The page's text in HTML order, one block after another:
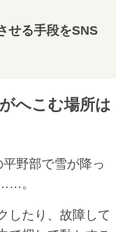
せる手段をSNS
へこむ場所は
野部で雪が降っ
。
したり、故障して